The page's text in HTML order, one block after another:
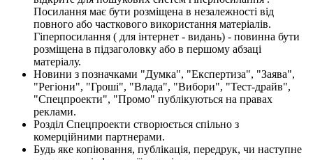
Посилання має бути розміщена в незалежності від
повного або часткового використання матеріалів.
Гіперпосилання ( для інтернет - видань) - повинна бути
розміщена в підзаголовку або в першому абзаці
матеріалу.
Новини з позначками "Думка", "Експертиза", "Заява",
"Регіони", "Гроші", "Влада", "Вибори", "Тест-драйв",
"Спецпроекти", "Промо" публікуються на правах
реклами.
Розділ Спецпроекти створюється спільно з
комерційними партнерами.
Будь яке копіювання, публікація, передрук, чи наступне